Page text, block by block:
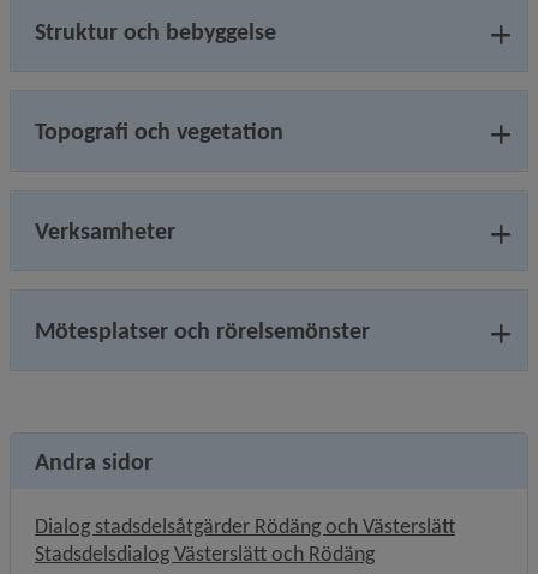
Struktur och bebyggelse
Topografi och vegetation
Verksamheter
Mötesplatser och rörelsemönster
Andra sidor
Dialog stadsdelsåtgärder Rödäng och Västerslätt
Stadsdelsdialog Västerslätt och Rödäng